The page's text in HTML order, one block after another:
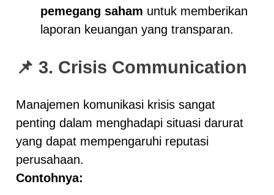
pemegang saham untuk memberikan
laporan keuangan yang transparan.
📌 3. Crisis Communication
Manajemen komunikasi krisis sangat
penting dalam menghadapi situasi darurat
yang dapat mempengaruhi reputasi
perusahaan.
Contohnya: